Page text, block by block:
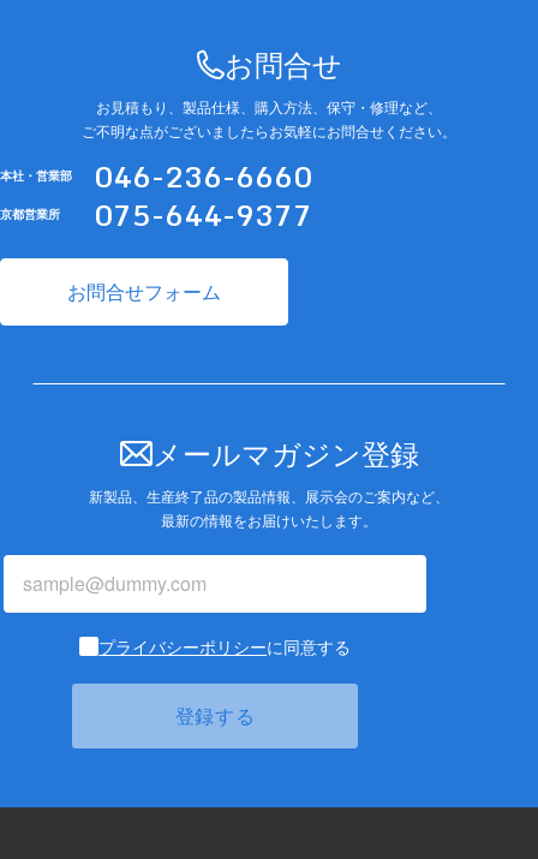
お問合せ
お見積もり、製品仕様、購入方法、保守・修理など、
ご不明な点がございましたらお気軽にお問合せください。
本社・営業部 046-236-6660
京都営業所 075-644-9377
お問合せフォーム
メールマガジン登録
新製品、生産終了品の製品情報、展示会のご案内など、
最新の情報をお届けいたします。
プライバシーポリシーに同意する